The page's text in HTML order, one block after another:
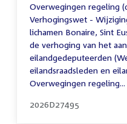
Overwegingen regeling
Verhogingswet -
lichamen Bonaire, Sint
de verhoging van het
eilandgedeputeerden
eilandsraadsleden en
Overwegingen regeling...
2026D27495